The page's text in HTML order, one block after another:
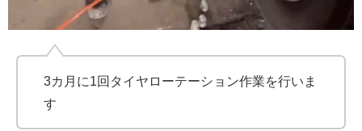
3カ月に1回タイヤローテーション作業を行いま
す